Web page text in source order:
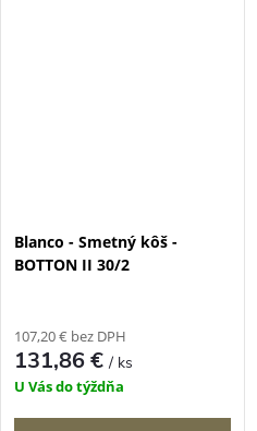
Blanco - Smetný kôš -
BOTTON II 30/2
107,20 € bez DPH
131,86 €/ ks
U Vás do týždňa